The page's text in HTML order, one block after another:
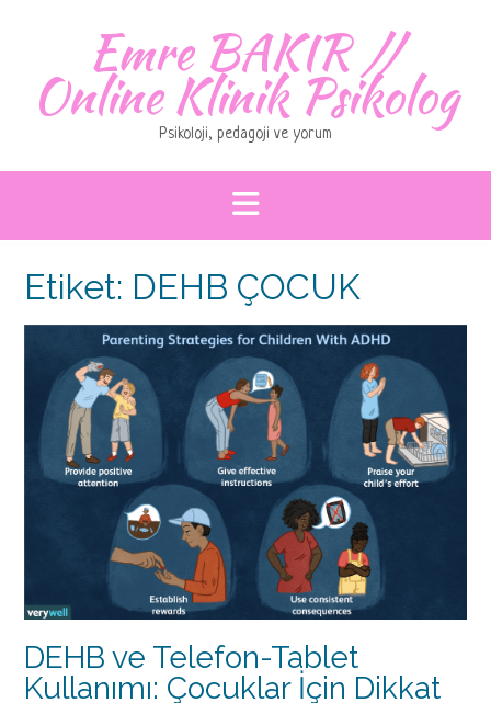
Emre BAKIR //
Online Klinik Psikolog
Psikoloji, pedagoji ve yorum
Etiket: DEHB ÇOCUK
DEHB ve Telefon-Tablet
Kullanımı: Çocuklar İçin Dikkat